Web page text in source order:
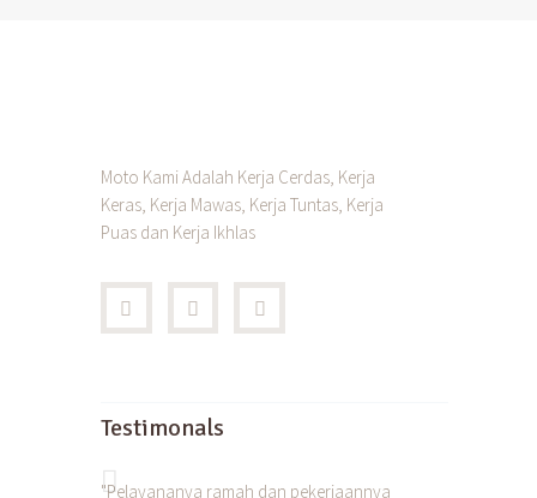
Moto Kami Adalah Kerja Cerdas, Kerja
Keras, Kerja Mawas, Kerja Tuntas, Kerja
Puas dan Kerja Ikhlas
Testimonals
"Pelayananya ramah dan pekerjaannya